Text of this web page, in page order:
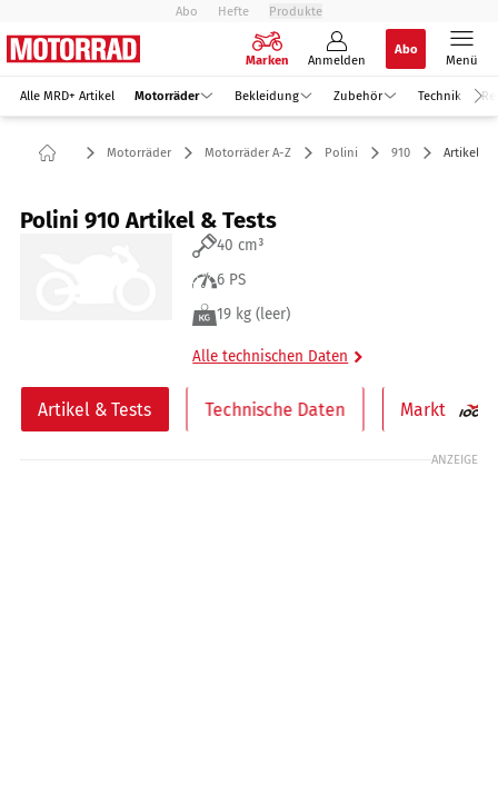
Abo Hefte Produkte
Marken Anmelden
Abo
Menü
Alle MRD+ Artikel Motorräder Bekleidung Zubehör Technik
Motorräder Motorräder A-Z Polini 910 Artikel &
Polini 910 Artikel & Tests
40 cm³
6 PS
19 kg (leer)
Alle technischen Daten
Artikel & Tests Technische Daten Markt
ANZEIGE